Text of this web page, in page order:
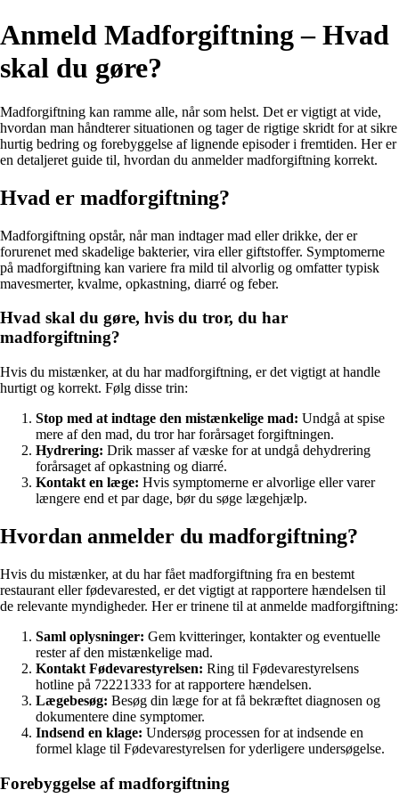
Anmeld Madforgiftning – Hvad
skal du gøre?
Madforgiftning kan ramme alle, når som helst. Det er vigtigt at vide,
hvordan man håndterer situationen og tager de rigtige skridt for at sikre
hurtig bedring og forebyggelse af lignende episoder i fremtiden. Her er
en detaljeret guide til, hvordan du anmelder madforgiftning korrekt.
Hvad er madforgiftning?
Madforgiftning opstår, når man indtager mad eller drikke, der er
forurenet med skadelige bakterier, vira eller giftstoffer. Symptomerne
på madforgiftning kan variere fra mild til alvorlig og omfatter typisk
mavesmerter, kvalme, opkastning, diarré og feber.
Hvad skal du gøre, hvis du tror, du har
madforgiftning?
Hvis du mistænker, at du har madforgiftning, er det vigtigt at handle
hurtigt og korrekt. Følg disse trin:
Stop med at indtage den mistænkelige mad: Undgå at spise
mere af den mad, du tror har forårsaget forgiftningen.
Hydrering: Drik masser af væske for at undgå dehydrering
forårsaget af opkastning og diarré.
Kontakt en læge: Hvis symptomerne er alvorlige eller varer
længere end et par dage, bør du søge lægehjælp.
Hvordan anmelder du madforgiftning?
Hvis du mistænker, at du har fået madforgiftning fra en bestemt
restaurant eller fødevarested, er det vigtigt at rapportere hændelsen til
de relevante myndigheder. Her er trinene til at anmelde madforgiftning:
Saml oplysninger: Gem kvitteringer, kontakter og eventuelle
rester af den mistænkelige mad.
Kontakt Fødevarestyrelsen: Ring til Fødevarestyrelsens
hotline på 72221333 for at rapportere hændelsen.
Lægebesøg: Besøg din læge for at få bekræftet diagnosen og
dokumentere dine symptomer.
Indsend en klage: Undersøg processen for at indsende en
formel klage til Fødevarestyrelsen for yderligere undersøgelse.
Forebyggelse af madforgiftning